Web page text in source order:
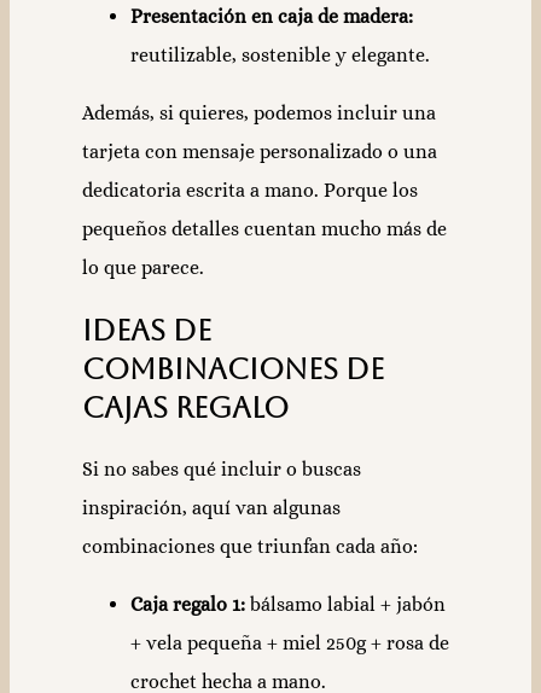
Presentación en caja de madera:
reutilizable, sostenible y elegante.
Además, si quieres, podemos incluir una
tarjeta con mensaje personalizado o una
dedicatoria escrita a mano. Porque los
pequeños detalles cuentan mucho más de
lo que parece.
Ideas de
combinaciones de
cajas regalo
Si no sabes qué incluir o buscas
inspiración, aquí van algunas
combinaciones que triunfan cada año:
Caja regalo 1: bálsamo labial + jabón
+ vela pequeña + miel 250g + rosa de
crochet hecha a mano.